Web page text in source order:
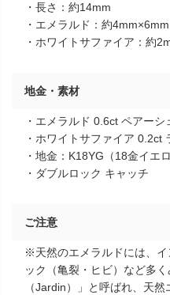
・長さ：約14mm
・エメラルド：約4mm×6mm
・ホワイトサファイア：約
地金・素材
・エメラルド 0.6ct ペアーシ
・ホワイトサファイア 0.2ct
・地金：K18YG（18金イエ
・ダブルロック キャッチ
ご注意
※天然のエメラルドには、
ック（亀裂・ヒビ）など多
（Jardin）」と呼ばれ、天